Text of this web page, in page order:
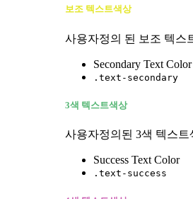
보조 텍스트색상
사용자정의 된 보조 텍스
Secondary Text Color
.text-secondary
3색 텍스트색상
사용자정의된 3색 텍스트
Success Text Color
.text-success